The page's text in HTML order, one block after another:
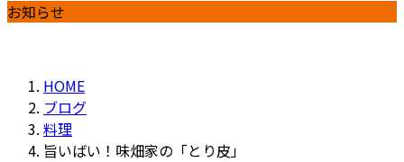
お知らせ
HOME
ブログ
料理
旨いばい！味畑家の「とり皮」